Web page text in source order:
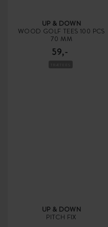
UP & DOWN
WOOD GOLF TEES 100 PCS
70 MM
59,-
UP & DOWN
PITCH FIX